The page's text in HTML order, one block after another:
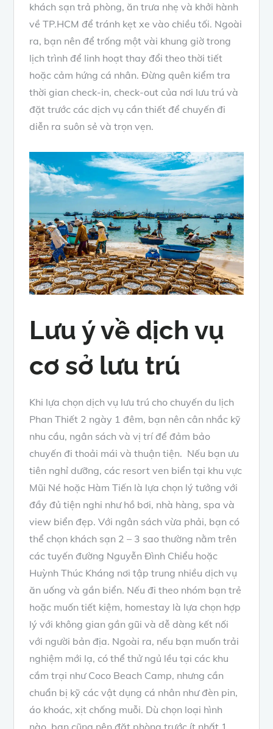
khách sạn trả phòng, ăn trưa nhẹ và khởi hành
về TP.HCM để tránh kẹt xe vào chiều tối. Ngoài
ra, bạn nên để trống một vài khung giờ trong
lịch trình để linh hoạt thay đổi theo thời tiết
hoặc cảm hứng cá nhân. Đừng quên kiểm tra
thời gian check-in, check-out của nơi lưu trú và
đặt trước các dịch vụ cần thiết để chuyến đi
diễn ra suôn sẻ và trọn vẹn.
Lưu ý về dịch vụ
cơ sở lưu trú
Khi lựa chọn dịch vụ lưu trú cho chuyến du lịch
Phan Thiết 2 ngày 1 đêm, bạn nên cân nhắc kỹ
nhu cầu, ngân sách và vị trí để đảm bảo
chuyến đi thoải mái và thuận tiện. Nếu bạn ưu
tiên nghỉ dưỡng, các resort ven biển tại khu vực
Mũi Né hoặc Hàm Tiến là lựa chọn lý tưởng với
đầy đủ tiện nghi như hồ bơi, nhà hàng, spa và
view biển đẹp. Với ngân sách vừa phải, bạn có
thể chọn khách sạn 2 – 3 sao thường nằm trên
các tuyến đường Nguyễn Đình Chiểu hoặc
Huỳnh Thúc Kháng nơi tập trung nhiều dịch vụ
ăn uống và gần biển. Nếu đi theo nhóm bạn trẻ
hoặc muốn tiết kiệm, homestay là lựa chọn hợp
lý với không gian gần gũi và dễ dàng kết nối
với người bản địa. Ngoài ra, nếu bạn muốn trải
nghiệm mới lạ, có thể thử ngủ lều tại các khu
cắm trại như Coco Beach Camp, nhưng cần
chuẩn bị kỹ các vật dụng cá nhân như đèn pin,
áo khoác, xịt chống muỗi. Dù chọn loại hình
nào, bạn cũng nên đặt phòng trước ít nhất 1